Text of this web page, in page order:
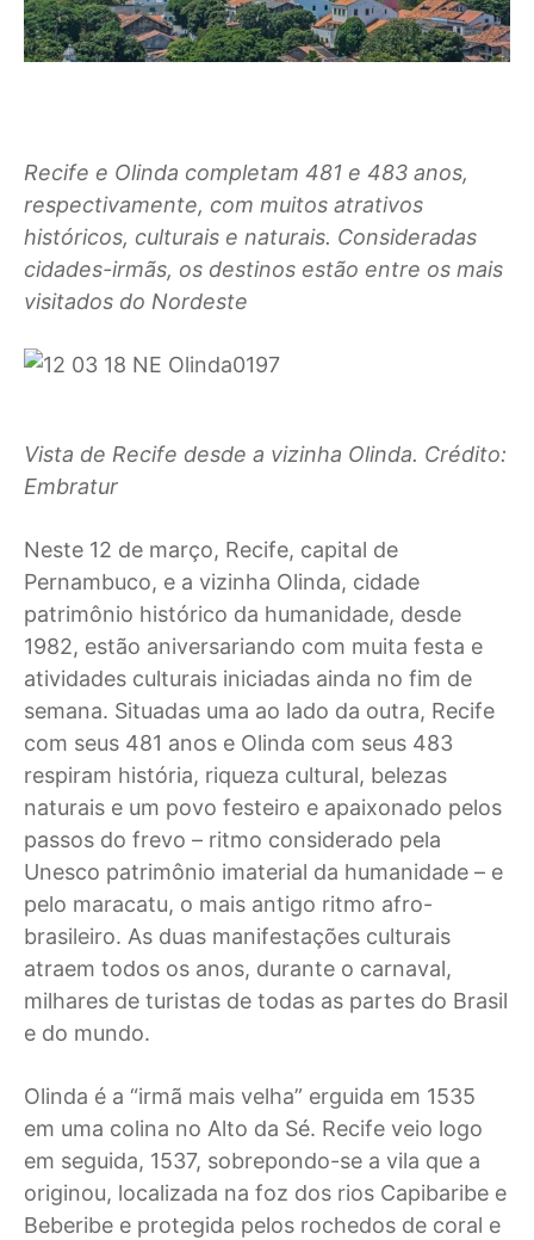
Recife e Olinda completam 481 e 483 anos,
respectivamente, com muitos atrativos
históricos, culturais e naturais. Consideradas
cidades-irmãs, os destinos estão entre os mais
visitados do Nordeste
Vista de Recife desde a vizinha Olinda. Crédito:
Embratur
Neste 12 de março, Recife, capital de
Pernambuco, e a vizinha Olinda, cidade
patrimônio histórico da humanidade, desde
1982, estão aniversariando com muita festa e
atividades culturais iniciadas ainda no fim de
semana. Situadas uma ao lado da outra, Recife
com seus 481 anos e Olinda com seus 483
respiram história, riqueza cultural, belezas
naturais e um povo festeiro e apaixonado pelos
passos do frevo – ritmo considerado pela
Unesco patrimônio imaterial da humanidade – e
pelo maracatu, o mais antigo ritmo afro-
brasileiro. As duas manifestações culturais
atraem todos os anos, durante o carnaval,
milhares de turistas de todas as partes do Brasil
e do mundo.
Olinda é a “irmã mais velha” erguida em 1535
em uma colina no Alto da Sé. Recife veio logo
em seguida, 1537, sobrepondo-se a vila que a
originou, localizada na foz dos rios Capibaribe e
Beberibe e protegida pelos rochedos de coral e